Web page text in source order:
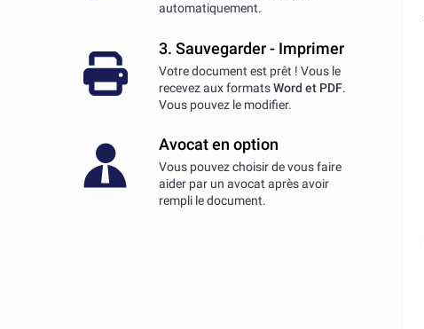
automatiquement.
3. Sauvegarder - Imprimer
Votre document est prêt ! Vous le
recevez aux formatsWord et PDF.
Vous pouvez le modifier.
Avocat en option
Vous pouvez choisir de vous faire
aider par un avocat après avoir
rempli le document.